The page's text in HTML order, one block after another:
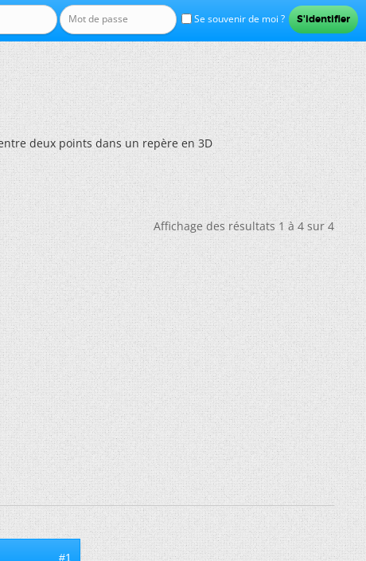
Se souvenir de moi ?
deux points dans un repère en 3D
Affichage des résultats 1 à 4 sur 4
#1